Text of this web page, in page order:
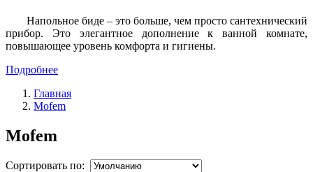
Напольное биде – это больше, чем просто сантехнический
прибор. Это элегантное дополнение к ванной комнате,
повышающее уровень комфорта и гигиены.
Подробнее
Главная
Mofem
Mofem
Сортировать по: